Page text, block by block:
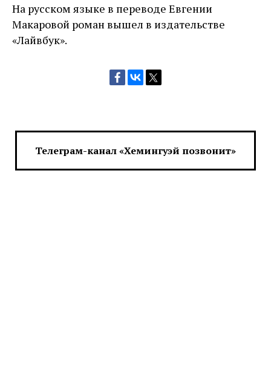
На русском языке в переводе Евгении
Макаровой роман вышел в издательстве
«Лайвбук».
Телеграм-канал «Хемингуэй позвонит»